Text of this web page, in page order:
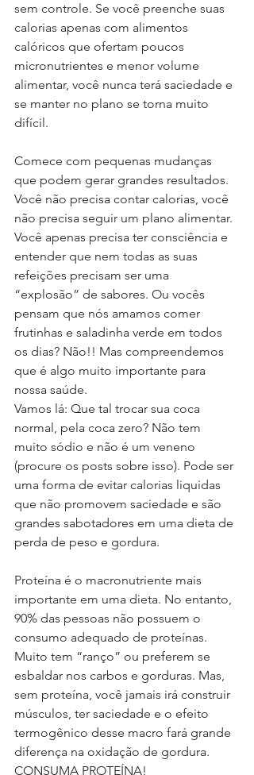
sem controle. Se você preenche suas
calorias apenas com alimentos
calóricos que ofertam poucos
micronutrientes e menor volume
alimentar, você nunca terá saciedade e
se manter no plano se torna muito
difícil.
Comece com pequenas mudanças
que podem gerar grandes resultados.
Você não precisa contar calorias, você
não precisa seguir um plano alimentar.
Você apenas precisa ter consciência e
entender que nem todas as suas
refeições precisam ser uma
“explosão” de sabores. Ou vocês
pensam que nós amamos comer
frutinhas e saladinha verde em todos
os dias? Não!! Mas compreendemos
que é algo muito importante para
nossa saúde.
Vamos lá: Que tal trocar sua coca
normal, pela coca zero? Não tem
muito sódio e não é um veneno
(procure os posts sobre isso). Pode ser
uma forma de evitar calorias liquidas
que não promovem saciedade e são
grandes sabotadores em uma dieta de
perda de peso e gordura.
Proteína é o macronutriente mais
importante em uma dieta. No entanto,
90% das pessoas não possuem o
consumo adequado de proteínas.
Muito tem “ranço” ou preferem se
esbaldar nos carbos e gorduras. Mas,
sem proteína, você jamais irá construir
músculos, ter saciedade e o efeito
termogênico desse macro fará grande
diferença na oxidação de gordura.
CONSUMA PROTEÍNA!